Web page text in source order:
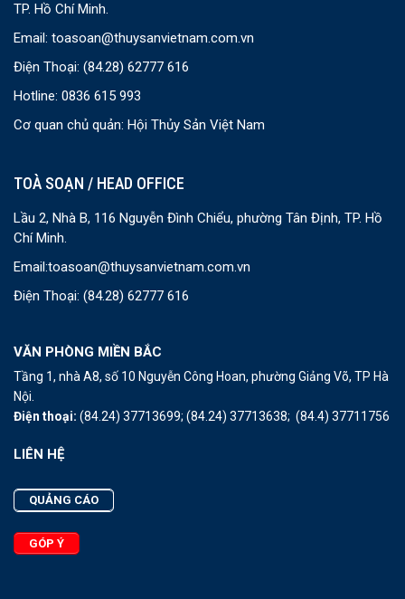
TP. Hồ Chí Minh.
Email: toasoan@thuysanvietnam.com.vn
Điện Thoại: (84.28) 62777 616
Hotline: 0836 615 993
Cơ quan chủ quản: Hội Thủy Sản Việt Nam
TOÀ SOẠN / HEAD OFFICE
Lầu 2, Nhà B, 116 Nguyễn Đình Chiểu, phường Tân Định, TP. Hồ
Chí Minh.
Email:toasoan@thuysanvietnam.com.vn
Điện Thoại: (84.28) 62777 616
VĂN PHÒNG MIỀN BẮC
Tầng 1, nhà A8, số 10 Nguyễn Công Hoan, phường Giảng Võ, TP Hà
Nội.
Điện thoại: (84.24) 37713699; (84.24) 37713638; (84.4) 37711756
LIÊN HỆ
QUẢNG CÁO
GÓP Ý